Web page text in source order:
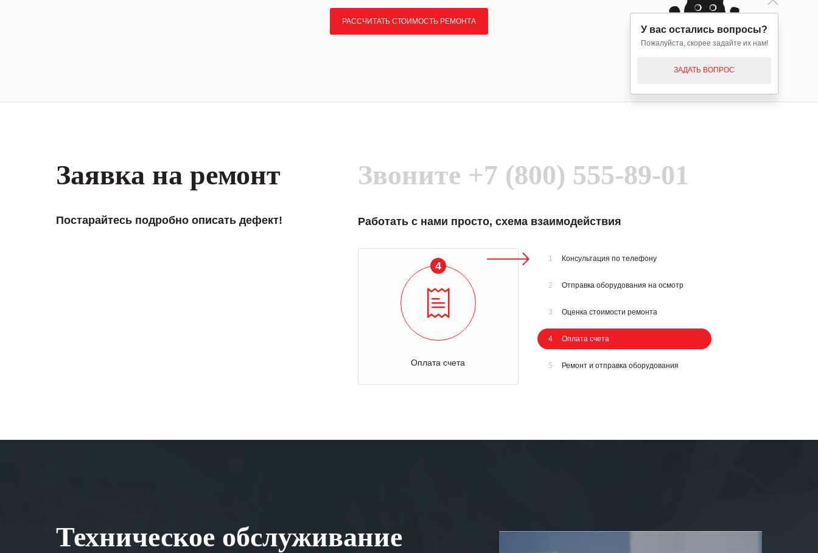
РАССЧИТАТЬ СТОИМОСТЬ РЕМОНТА
Заявка на ремонт
Постарайтесь подробно описать дефект!
Звоните +7 (800) 555-89-01
Работать с нами просто, схема взаимодействия
4
Оплата счета
1 Консультация по телефону
2 Отправка оборудования на осмотр
3 Оценка стоимости ремонта
4 Оплата счета
5 Ремонт и отправка оборудования
Техническое обслуживание
У вас остались вопросы?
Пожалуйста, скорее задайте их нам!
ЗАДАТЬ ВОПРОС